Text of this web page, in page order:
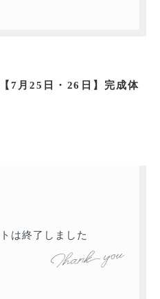
7月25日・26日】完成体
は終了しました